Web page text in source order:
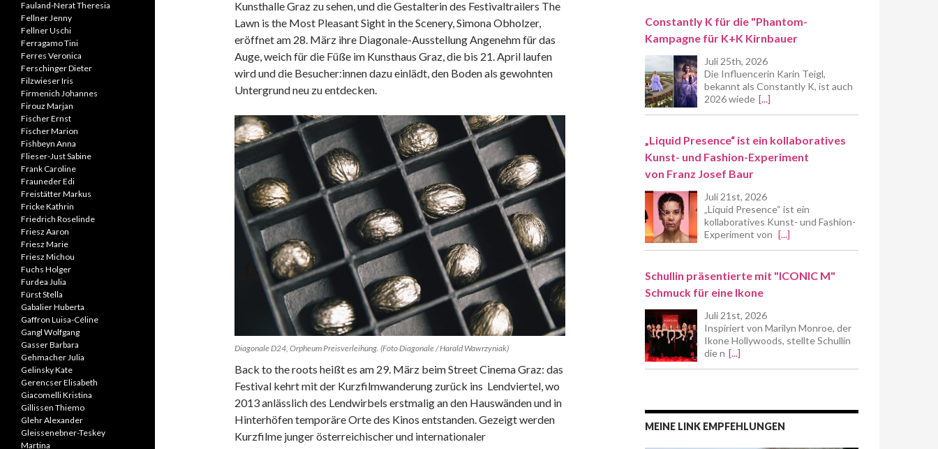
Kunsthalle Graz zu sehen, und die Gestalterin des Festivaltrailers The
Lawn is the Most Pleasant Sight in the Scenery, Simona Obholzer,
eröffnet am 28. März ihre Diagonale-Ausstellung Angenehm für das
Auge, weich für die Füße im Kunsthaus Graz, die bis 21. April laufen
wird und die Besucher:innen dazu einlädt, den Boden als gewohnten
Untergrund neu zu entdecken.
Diagonale D24, Orpheum Preisverleihung. (Foto Diagonale / Harald Wawrzyniak)
Back to the roots heißt es am 29. März beim Street Cinema Graz: das
Festival kehrt mit der Kurzfilmwanderung zurück ins Lendviertel, wo
2013 anlässlich des Lendwirbels erstmalig an den Hauswänden und in
Hinterhöfen temporäre Orte des Kinos entstanden. Gezeigt werden
Kurzfilme junger österreichischer und internationaler
Constantly K für die "Phantom-
Kampagne für K+K Kirnbauer
Juli 25th, 2026
Die Influencerin Karin Teigl,
bekannt als Constantly K, ist auch
2026 wiede [...]
„Liquid Presence“ ist ein kollaboratives
Kunst- und Fashion-Experiment
von Franz Josef Baur
Juli 21st, 2026
„Liquid Presence“ ist ein
kollaboratives Kunst- und Fashion-
Experiment von [...]
Schullin präsentierte mit "ICONIC M"
Schmuck für eine Ikone
Juli 21st, 2026
Inspiriert von Marilyn Monroe, der
Ikone Hollywoods, stellte Schullin
die n [...]
MEINE LINK EMPFEHLUNGEN
Fauland-Nerat Theresia
Fellner Jenny
Fellner Uschi
Ferragamo Tini
Ferres Veronica
Ferschinger Dieter
Filzwieser Iris
Firmenich Johannes
Firouz Marjan
Fischer Ernst
Fischer Marion
Fishbeyn Anna
Flieser-Just Sabine
Frank Caroline
Frauneder Edi
Freistätter Markus
Fricke Kathrin
Friedrich Roselinde
Friesz Aaron
Friesz Marie
Friesz Michou
Fuchs Holger
Furdea Julia
Fürst Stella
Gabalier Huberta
Gaffron Luisa-Céline
Gangl Wolfgang
Gasser Barbara
Gehmacher Julia
Gelinsky Kate
Gerencser Elisabeth
Giacomelli Kristina
Gillissen Thiemo
Glehr Alexander
Gleissenebner-Teskey
Martina